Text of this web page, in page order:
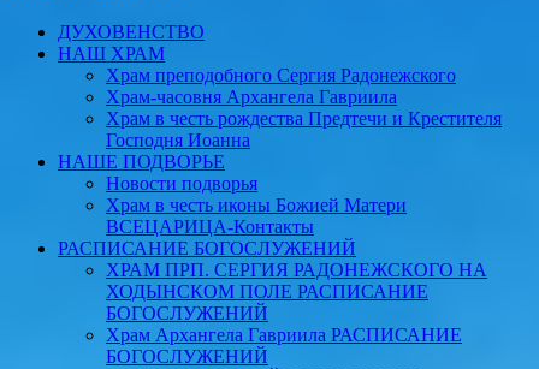
ДУХОВЕНСТВО
НАШ ХРАМ
Храм преподобного Сергия Радонежского
Храм-часовня Архангела Гавриила
Храм в честь рождества Предтечи и Крестителя
Господня Иоанна
НАШЕ ПОДВОРЬЕ
Новости подворья
Храм в честь иконы Божией Матери
ВСЕЦАРИЦА-Контакты
РАСПИСАНИЕ БОГОСЛУЖЕНИЙ
ХРАМ ПРП. СЕРГИЯ РАДОНЕЖСКОГО НА
ХОДЫНСКОМ ПОЛЕ РАСПИСАНИЕ
БОГОСЛУЖЕНИЙ
Храм Архангела Гавриила РАСПИСАНИЕ
БОГОСЛУЖЕНИЙ